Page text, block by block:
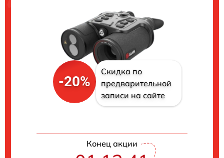
-20%
Скидка по
предварительной
записи на сайте
Конец акции